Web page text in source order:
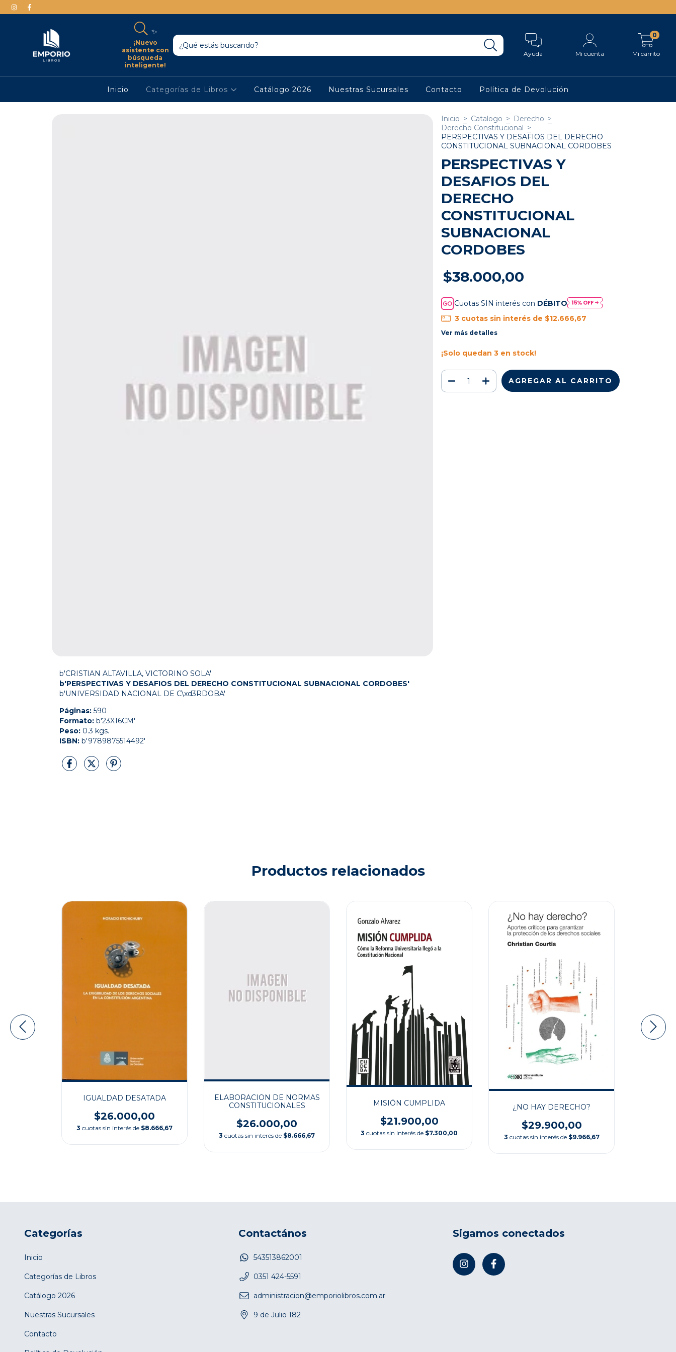
✨
¡Nuevo
asistente con
búsqueda
inteligente!
Ayuda Mi cuenta Mi carrito
0
Inicio Categorías de Libros Catálogo 2026 Nuestras Sucursales Contacto Política de Devolución
b'CRISTIAN ALTAVILLA, VICTORINO SOLA'
b'PERSPECTIVAS Y DESAFIOS DEL DERECHO CONSTITUCIONAL SUBNACIONAL CORDOBES'
b'UNIVERSIDAD NACIONAL DE C\xd3RDOBA'
Páginas: 590
Formato: b'23X16CM'
Peso: 0.3 kgs.
ISBN: b'9789875514492'
Inicio > Catalogo > Derecho >
Derecho Constitucional >
PERSPECTIVAS Y DESAFIOS DEL DERECHO
CONSTITUCIONAL SUBNACIONAL CORDOBES
PERSPECTIVAS Y
DESAFIOS DEL
DERECHO
CONSTITUCIONAL
SUBNACIONAL
CORDOBES
$38.000,00
Cuotas SIN interés con DÉBITO
3 cuotas sin interés de $12.666,67
Ver más detalles
¡Solo quedan 3 en stock!
Productos relacionados
IGUALDAD DESATADA
$26.000,00
3 cuotas sin interés de $8.666,67
ELABORACION DE NORMAS
CONSTITUCIONALES
$26.000,00
3 cuotas sin interés de $8.666,67
MISIÓN CUMPLIDA
$21.900,00
3 cuotas sin interés de $7.300,00
¿NO HAY DERECHO?
$29.900,00
3 cuotas sin interés de $9.966,67
Categorías
Inicio
Categorías de Libros
Catálogo 2026
Nuestras Sucursales
Contacto
Contactános
543513862001
0351 424-5591
administracion@emporiolibros.com.ar
9 de Julio 182
Sigamos conectados